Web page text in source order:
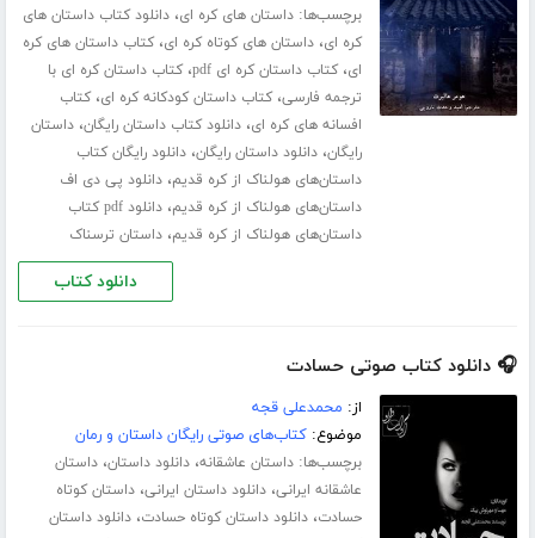
برچسب‌ها:داستان های کره ای،دانلود کتاب داستان های
کره ای،داستان های کوتاه کره ای،کتاب داستان های کره
ای،کتاب داستان کره ای pdf ،کتاب داستان کره ای با
ترجمه فارسی،کتاب داستان کودکانه کره ای،کتاب
افسانه های کره ای،دانلود کتاب داستان رایگان،داستان
رایگان،دانلود داستان رایگان،دانلود رایگان کتاب
داستان‌های هولناک از کره قدیم،دانلود پی دی اف
داستان‌های هولناک از کره قدیم،
دانلود pdf کتاب
داستان‌های هولناک از کره قدیم،داستان ترسناک
دانلود کتاب
🎧 دانلود کتاب صوتی حسادت
از: محمدعلی قجه
موضوع:کتاب‌های صوتی رایگان داستان و رمان
برچسب‌ها:داستان عاشقانه،دانلود داستان،داستان
عاشقانه ایرانی،دانلود داستان ایرانی،داستان کوتاه
حسادت،دانلود داستان کوتاه حسادت،دانلود داستان